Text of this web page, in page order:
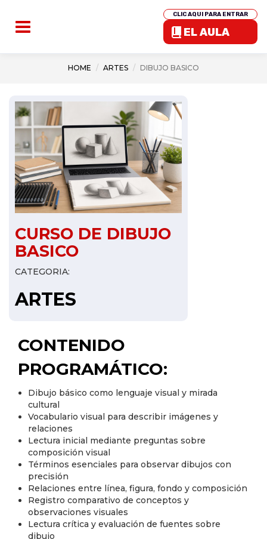
CLIC AQUI PARA ENTRAR
EL AULA
HOME ARTES DIBUJO BASICO
CURSO DE DIBUJO
BASICO
CATEGORIA:
ARTES
CONTENIDO
PROGRAMÁTICO:
Dibujo básico como lenguaje visual y mirada
cultural
Vocabulario visual para describir imágenes y
relaciones
Lectura inicial mediante preguntas sobre
composición visual
Términos esenciales para observar dibujos con
precisión
Relaciones entre línea, figura, fondo y composición
Registro comparativo de conceptos y
observaciones visuales
Lectura crítica y evaluación de fuentes sobre
dibujo